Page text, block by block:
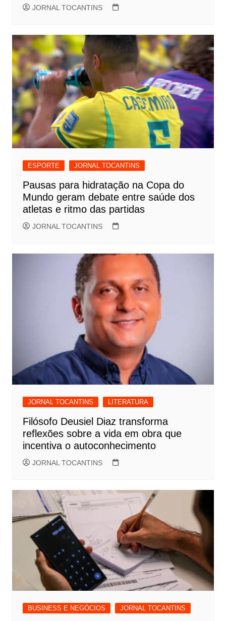
JORNAL TOCANTINS
ESPORTE JORNAL TOCANTINS
Pausas para hidratação na Copa do
Mundo geram debate entre saúde dos
atletas e ritmo das partidas
JORNAL TOCANTINS
JORNAL TOCANTINS LITERATURA
Filósofo Deusiel Diaz transforma
reflexões sobre a vida em obra que
incentiva o autoconhecimento
JORNAL TOCANTINS
BUSINESS E NEGÓCIOS JORNAL TOCANTINS